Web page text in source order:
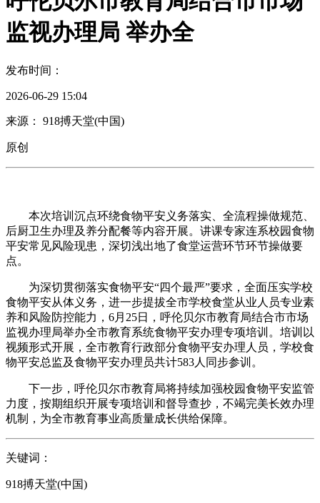
监视办理局 举办全
发布时间：
2026-06-29 15:04
来源： 918搏天堂(中国)
原创
本次培训沉点环绕食物平安义务落实、全流程操做规范、
后厨卫生办理及养分配餐等内容开展。讲课专家连系校园食物
平安常见风险现患，深切浅出地了食堂运营环节环节操做要
点。
为深切贯彻落实食物平安“四个最严”要求，全面压实学校
食物平安从体义务，进一步提拔全市学校食堂从业人员专业素
养和风险防控能力，6月25日，呼伦贝尔市教育局结合市市场
监视办理局举办全市教育系统食物平安办理专项培训。培训以
视频形式开展，全市教育行政部分食物平安办理人员，学校食
物平安总监及食物平安办理员共计583人同步参训。
下一步，呼伦贝尔市教育局将持续加强校园食物平安监管
力度，按期组织开展专项培训和督导查抄，不竭完美长效办理
机制，为全市教育事业高质量成长供给保障。
关键词：
918搏天堂(中国)